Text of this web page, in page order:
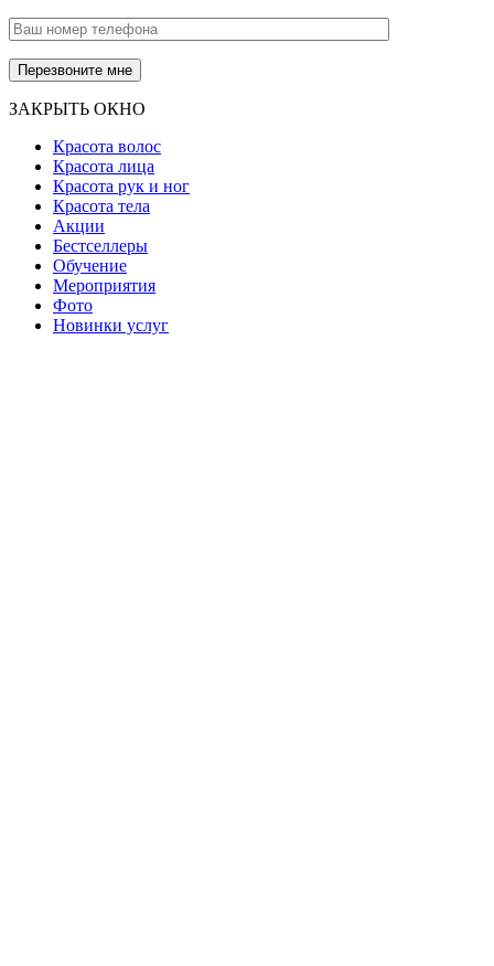
ЗАКРЫТЬ ОКНО
Красота волос
Красота лица
Красота рук и ног
Красота тела
Акции
Бестселлеры
Обучение
Мероприятия
Фото
Новинки услуг